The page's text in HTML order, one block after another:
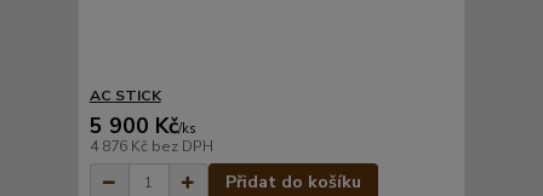
AC STICK
5 900 Kč/ks
4 876 Kč bez DPH
Přidat do košíku